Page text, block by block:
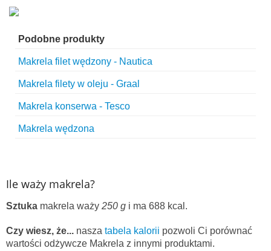
Podobne produkty
Makrela filet wędzony - Nautica
Makrela filety w oleju - Graal
Makrela konserwa - Tesco
Makrela wędzona
Ile waży makrela?
Sztuka makrela waży 250 g i ma 688 kcal.
Czy wiesz, że... nasza tabela kalorii pozwoli Ci porównać
wartości odżywcze Makrela z innymi produktami.